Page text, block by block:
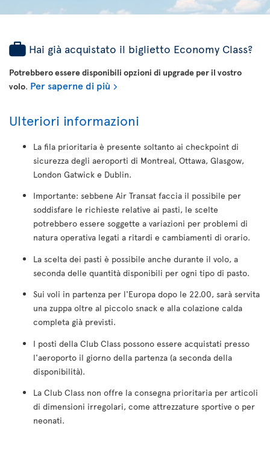
Hai già acquistato il biglietto Economy Class?
Potrebbero essere disponibili opzioni di upgrade per il vostro
volo. Per saperne di più
Ulteriori informazioni
La fila prioritaria è presente soltanto ai checkpoint di
sicurezza degli aeroporti di Montreal, Ottawa, Glasgow,
London Gatwick e Dublin.
Importante: sebbene Air Transat faccia il possibile per
soddisfare le richieste relative ai pasti, le scelte
potrebbero essere soggette a variazioni per problemi di
natura operativa legati a ritardi e cambiamenti di orario.
La scelta dei pasti è possibile anche durante il volo, a
seconda delle quantità disponibili per ogni tipo di pasto.
Sui voli in partenza per l'Europa dopo le 22.00, sarà servita
una zuppa oltre al piccolo snack e alla colazione calda
completa già previsti.
I posti della Club Class possono essere acquistati presso
l'aeroporto il giorno della partenza (a seconda della
disponibilità).
La Club Class non offre la consegna prioritaria per articoli
di dimensioni irregolari, come attrezzature sportive o per
neonati.